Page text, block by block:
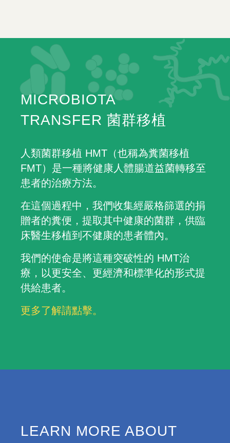
MICROBIOTA
TRANSFER 菌群移植
人類菌群移植 HMT（也稱為糞菌移植
FMT）是一種將健康人體腸道益菌轉移至
患者的治療方法。
在這個過程中，我們收集經嚴格篩選的捐
贈者的糞便，提取其中健康的菌群，供臨
床醫生移植到不健康的患者體內。
我們的使命是將這種突破性的 HMT治
療，以更安全、更經濟和標準化的形式提
供給患者。
更多了解請點擊。
LEARN MORE ABOUT